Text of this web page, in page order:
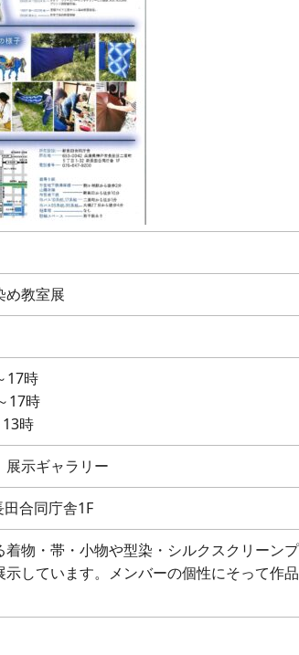
め教室展
時
17時
時
示ギャラリー
合同庁舎1F
物・帯・小物や型染・シルクスクリーン
しています。メンバーの個性にそって作